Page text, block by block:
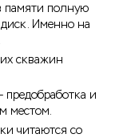
памяти полную
Именно на
скважин
и
местом.
читаются со